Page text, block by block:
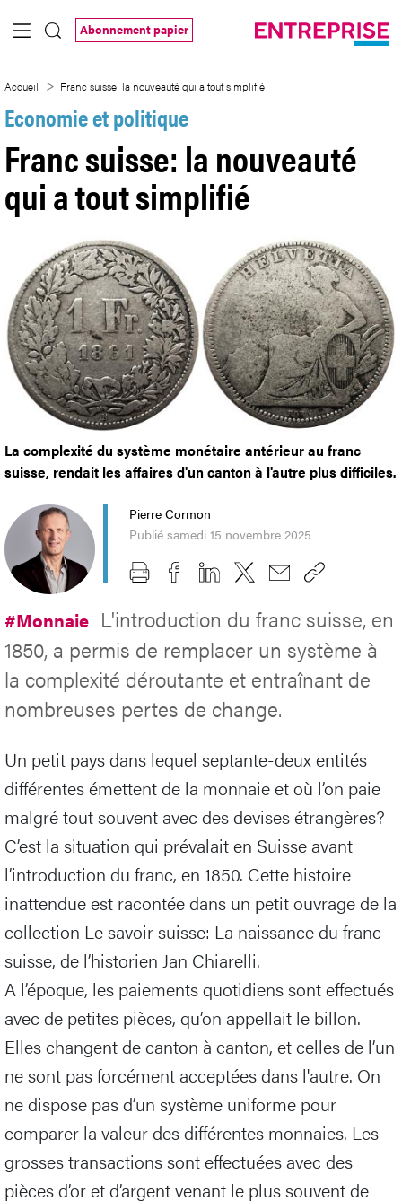
Saut au contenu principal
Abonnement papier
Accueil Franc suisse: la nouveauté qui a tout simplifié
Economie et politique
Franc suisse: la nouveauté
qui a tout simplifié
La complexité du système monétaire antérieur au franc
suisse, rendait les affaires d'un canton à l'autre plus difficiles.
Pierre Cormon
Publié samedi 15 novembre 2025
#Monnaie L'introduction du franc suisse, en
1850, a permis de remplacer un système à
la complexité déroutante et entraînant de
nombreuses pertes de change.
Un petit pays dans lequel septante-deux entités
différentes émettent de la monnaie et où l’on paie
malgré tout souvent avec des devises étrangères?
C’est la situation qui prévalait en Suisse avant
l’introduction du franc, en 1850. Cette histoire
inattendue est racontée dans un petit ouvrage de la
collection Le savoir suisse: La naissance du franc
suisse, de l’historien Jan Chiarelli.
A l’époque, les paiements quotidiens sont effectués
avec de petites pièces, qu’on appellait le billon.
Elles changent de canton à canton, et celles de l’un
ne sont pas forcément acceptées dans l'autre. On
ne dispose pas d’un système uniforme pour
comparer la valeur des différentes monnaies. Les
grosses transactions sont effectuées avec des
pièces d’or et d’argent venant le plus souvent de